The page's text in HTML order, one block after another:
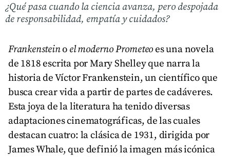
¿Qué pasa cuando la ciencia avanza, pero despojada
de responsabilidad, empatía y cuidados?
Frankensteino el moderno Prometeoes una novela
de 1818 escrita por Mary Shelley que narra la
historia de Víctor Frankenstein, un científico que
busca crear vida a partir de partes de cadáveres.
Esta joya de la literatura ha tenido diversas
adaptaciones cinematográficas, de las cuales
destacan cuatro: la clásica de 1931, dirigida por
James Whale, que definió la imagen más icónica